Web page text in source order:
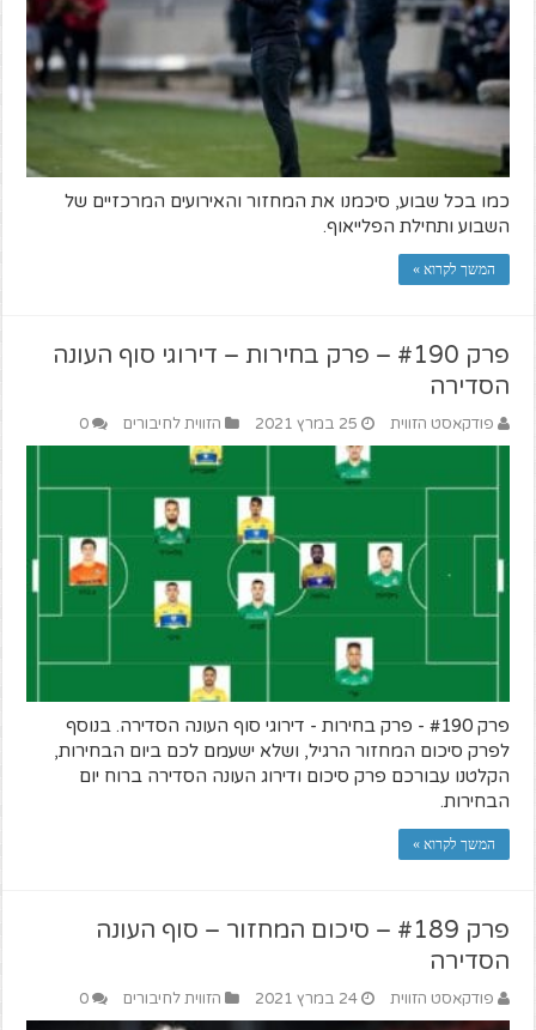
כמו בכל שבוע, סיכמנו את המחזור והאירועים המרכזיים של
השבוע ותחילת הפלייאוף.
המשך לקרוא »
פרק #190 – פרק בחירות – דירוגי סוף העונה
הסדירה
פודקאסט הזווית 25 במרץ 2021 הזווית לחיבורים 0
פרק #190 - פרק בחירות - דירוגי סוף העונה הסדירה. בנוסף
לפרק סיכום המחזור הרגיל, ושלא ישעמם לכם ביום הבחירות,
הקלטנו עבורכם פרק סיכום ודירוג העונה הסדירה ברוח יום
הבחירות.
המשך לקרוא »
פרק #189 – סיכום המחזור – סוף העונה
הסדירה
פודקאסט הזווית 24 במרץ 2021 הזווית לחיבורים 0